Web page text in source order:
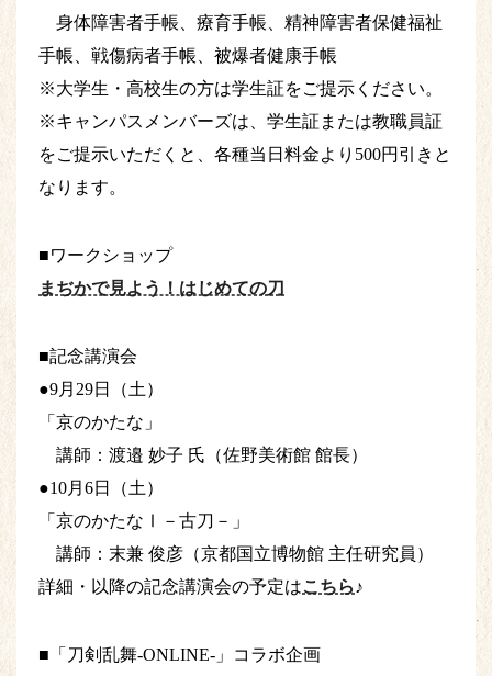
身体障害者手帳、療育手帳、精神障害者保健福祉
手帳、戦傷病者手帳、被爆者健康手帳
※大学生・高校生の方は学生証をご提示ください。
※キャンパスメンバーズは、学生証または教職員証
をご提示いただくと、各種当日料金より500円引きと
なります。
■ワークショップ
まぢかで見よう！はじめての刀
■記念講演会
●9月29日（土）
「京のかたな」
講師：渡邉 妙子 氏（佐野美術館 館長）
●10月6日（土）
「京のかたなⅠ－古刀－」
講師：末兼 俊彦（京都国立博物館 主任研究員）
詳細・以降の記念講演会の予定はこちら♪
■「刀剣乱舞-ONLINE-」コラボ企画